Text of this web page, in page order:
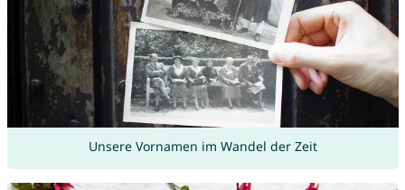
Unsere Vornamen im Wandel der Zeit